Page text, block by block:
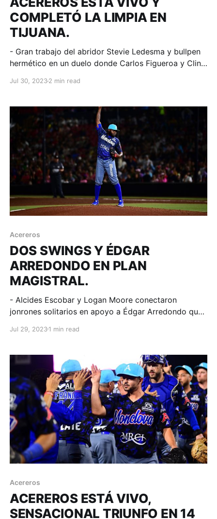
COMPLETÓ LA LIMPIA EN
TIJUANA.
- Gran trabajo del abridor Stevie Ledesma y bullpen
hermético en un duelo donde Carlos Figueroa y Clint
Baja California; 30 de julio de 2023. Acereros-
la frontera nos regalaron visitantes y locales, la cual
Jul 30, 20232 min read
Acereros
DOS SWINGS Y ÉDGAR
ARREDONDO EN PLAN
MAGISTRAL.
- Alcides Escobar y Logan Moore conectaron
jonrones solitarios en apoyo a Édgar Arredondo que
California; 29 de julio de 2023. Acereros-
serie en la frontera, los Toros tenían la del empate en
Jul 29, 20231 min read
Acereros
ACEREROS ESTÁ VIVO,
SENSACIONAL TRIUNFO EN 14